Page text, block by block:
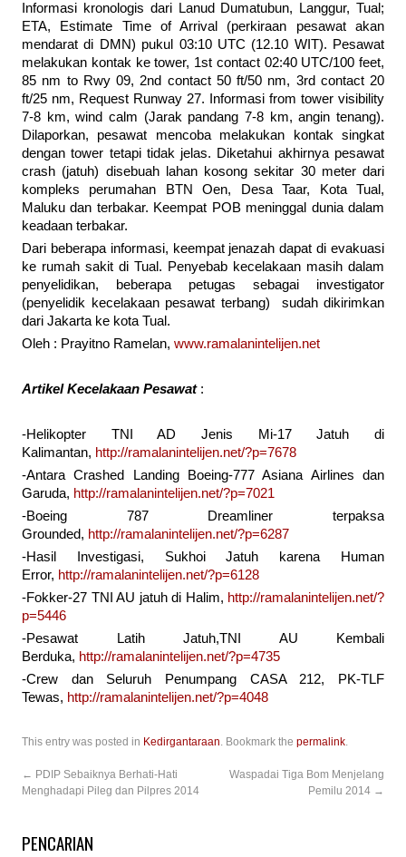
Informasi kronologis dari Lanud Dumatubun, Langgur, Tual;
ETA, Estimate Time of Arrival (perkiraan pesawat akan
mendarat di DMN) pukul 03:10 UTC (12.10 WIT). Pesawat
melakukan kontak ke tower, 1st contact 02:40 UTC/100 feet,
85 nm to Rwy 09, 2nd contact 50 ft/50 nm, 3rd contact 20
ft/25 nm, Request Runway 27. Informasi from tower visibility
7-8 km, wind calm (Jarak pandang 7-8 km, angin tenang).
Dilaporkan, pesawat mencoba melakukan kontak singkat
dengan tower tetapi tidak jelas. Diketahui akhirnya pesawat
crash (jatuh) disebuah lahan kosong sekitar 30 meter dari
kompleks perumahan BTN Oen, Desa Taar, Kota Tual,
Maluku dan terbakar. Keempat POB meninggal dunia dalam
keadaan terbakar.
Dari beberapa informasi, keempat jenazah dapat di evakuasi
ke rumah sakit di Tual. Penyebab kecelakaan masih dalam
penyelidikan, beberapa petugas sebagai investigator
(penyelidik kecelakaan pesawat terbang) sudah dikirimkan
dari Jakarta ke kota Tual.
Oleh : Prayitno Ramelan, www.ramalanintelijen.net
Artikel Kecelakaan Pesawat:
-Helikopter TNI AD Jenis Mi-17 Jatuh di
Kalimantan, http://ramalanintelijen.net/?p=7678
-Antara Crashed Landing Boeing-777 Asiana Airlines dan
Garuda, http://ramalanintelijen.net/?p=7021
-Boeing 787 Dreamliner terpaksa
Grounded, http://ramalanintelijen.net/?p=6287
-Hasil Investigasi, Sukhoi Jatuh karena Human
Error, http://ramalanintelijen.net/?p=6128
-Fokker-27 TNI AU jatuh di Halim, http://ramalanintelijen.net/?
p=5446
-Pesawat Latih Jatuh,TNI AU Kembali
Berduka, http://ramalanintelijen.net/?p=4735
-Crew dan Seluruh Penumpang CASA 212, PK-TLF
Tewas, http://ramalanintelijen.net/?p=4048
This entry was posted in Kedirgantaraan. Bookmark the permalink.
← PDIP Sebaiknya Berhati-Hati
Menghadapi Pileg dan Pilpres 2014
Waspadai Tiga Bom Menjelang
Pemilu 2014 →
PENCARIAN